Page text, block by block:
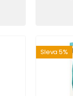
Sleva 5%